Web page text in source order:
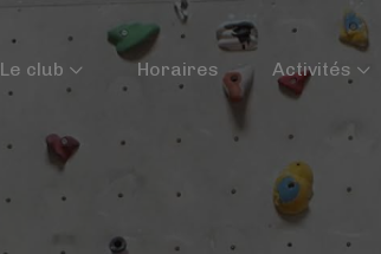
Le club Horaires Activités